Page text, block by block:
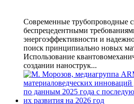
Современные трубопроводные
беспрецедентными
энергоэффективности и
поиск принципиально новых
Использование
создании нанострук...